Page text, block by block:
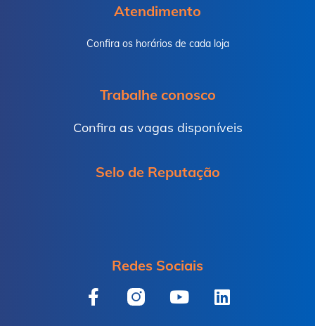
Atendimento
Confira os horários de cada loja
Trabalhe conosco
Confira as vagas disponíveis
Selo de Reputação
Redes Sociais